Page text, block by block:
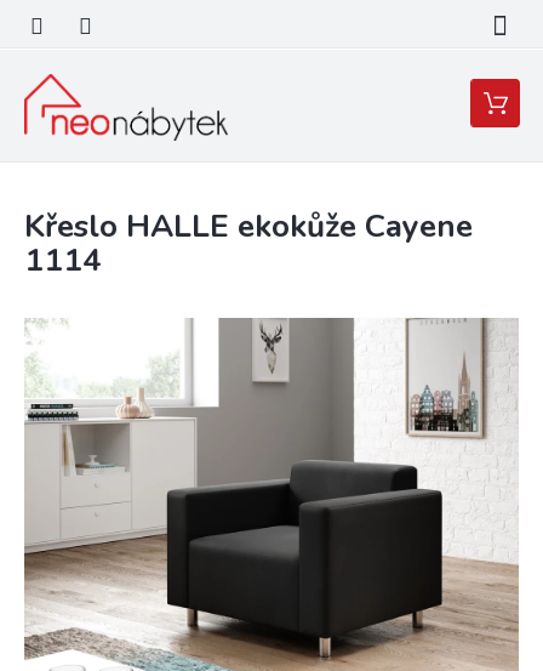
obsah
Nákupní
košík
Křeslo HALLE ekokůže Cayene
1114